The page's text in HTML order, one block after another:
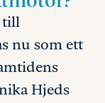
till
nu som ett
Hjeds